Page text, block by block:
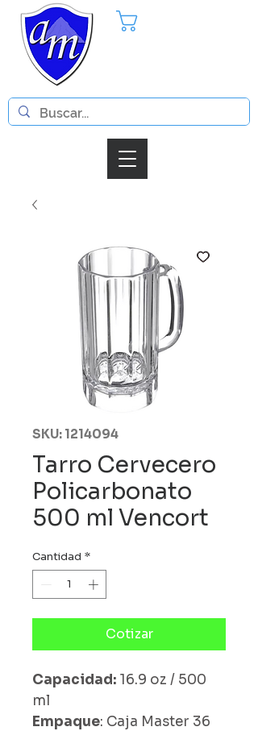
SKU: 1214094
Tarro Cervecero
Policarbonato
500 ml Vencort
Cantidad *
Cotizar
Capacidad: 16.9 oz / 500
ml
Empaque: Caja Master 36